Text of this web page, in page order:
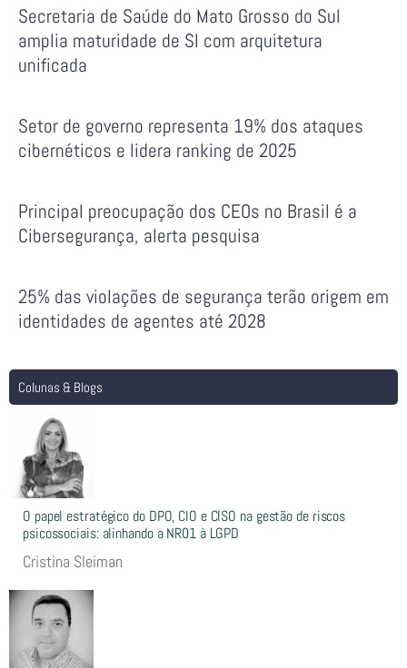
Secretaria de Saúde do Mato Grosso do Sul
amplia maturidade de SI com arquitetura
unificada
Setor de governo representa 19% dos ataques
cibernéticos e lidera ranking de 2025
Principal preocupação dos CEOs no Brasil é a
Cibersegurança, alerta pesquisa
25% das violações de segurança terão origem em
identidades de agentes até 2028
Colunas & Blogs
O papel estratégico do DPO, CIO e CISO na gestão de riscos
psicossociais: alinhando a NR01 à LGPD
Cristina Sleiman